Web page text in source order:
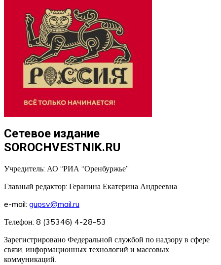
Сетевое издание
SOROCHVESTNIK.RU
Учредитель: АО “РИА “Оренбуржье”
Главный редактор: Геранина Екатерина Андреевна
e-mail: gupsv@mail.ru
Телефон: 8 (35346) 4-28-53
Зарегистрировано Федеральной службой по надзору в сфере
связи, информационных технологий и массовых
коммуникаций.